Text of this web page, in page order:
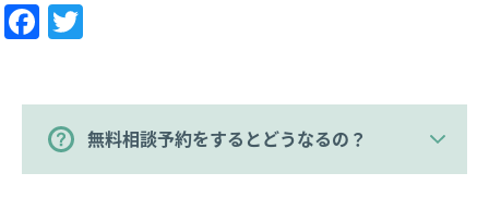
Facebook
無料相談予約をするとどうなるの？